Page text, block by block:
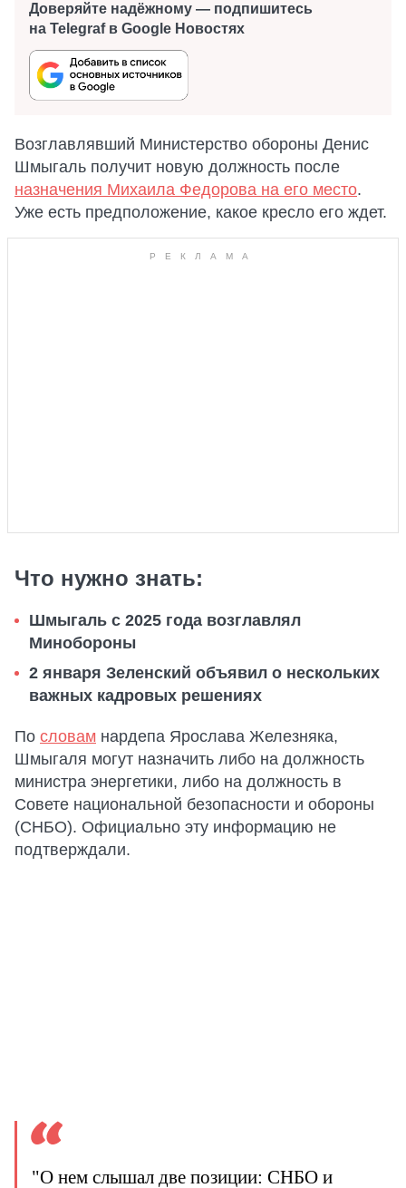
Доверяйте надёжному — подпишитесь
на Telegraf в Google Новостях
Возглавлявший Министерство обороны Денис
Шмыгаль получит новую должность после
назначения Михаила Федорова на его место.
Уже есть предположение, какое кресло его ждет.
Что нужно знать:
Шмыгаль с 2025 года возглавлял
Минобороны
2 января Зеленский объявил о нескольких
важных кадровых решениях
По словам нардепа Ярослава Железняка,
Шмыгаля могут назначить либо на должность
министра энергетики, либо на должность в
Совете национальной безопасности и обороны
(СНБО). Официально эту информацию не
подтверждали.
"О нем слышал две позиции: СНБО и